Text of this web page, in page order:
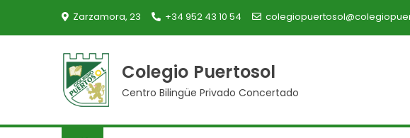
Zarzamora, 23 +34 952 43 10 54
Colegio Puertosol
Centro Bilingüe Privado Concertado